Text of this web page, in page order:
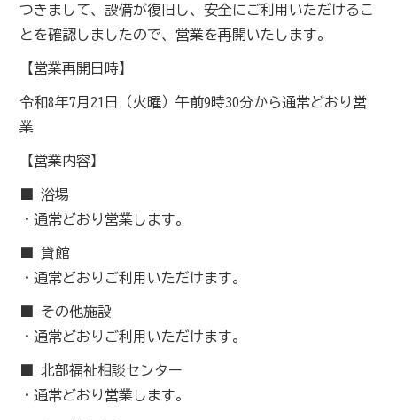
つきまして、設備が復旧し、安全にご利用いただけるこ
とを確認しましたので、営業を再開いたします。
【営業再開日時】
令和8年7月21日（火曜）午前9時30分から通常どおり営
業
【営業内容】
■ 浴場
・通常どおり営業します。
■ 貸館
・通常どおりご利用いただけます。
■ その他施設
・通常どおりご利用いただけます。
■ 北部福祉相談センター
・通常どおり営業します。